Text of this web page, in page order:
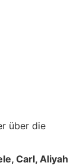
über die
Carl, Aliyah